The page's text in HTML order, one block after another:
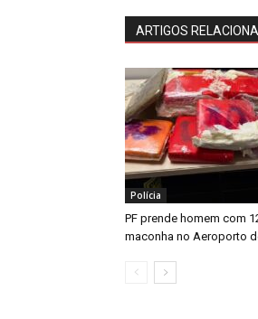
ARTIGOS
Polícia
PF prende homem com
maconha no Aeroporto